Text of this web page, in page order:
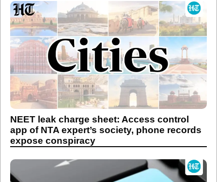
NEET leak charge sheet: Access control
app of NTA expert’s society, phone records
expose conspiracy